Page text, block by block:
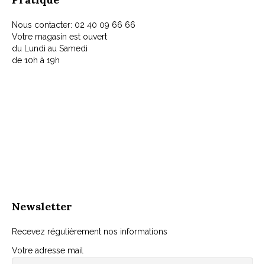
Nous contacter: 02 40 09 66 66
Votre magasin est ouvert
du Lundi au Samedi
de 10h à 19h
Newsletter
Recevez régulièrement nos informations
Votre adresse mail